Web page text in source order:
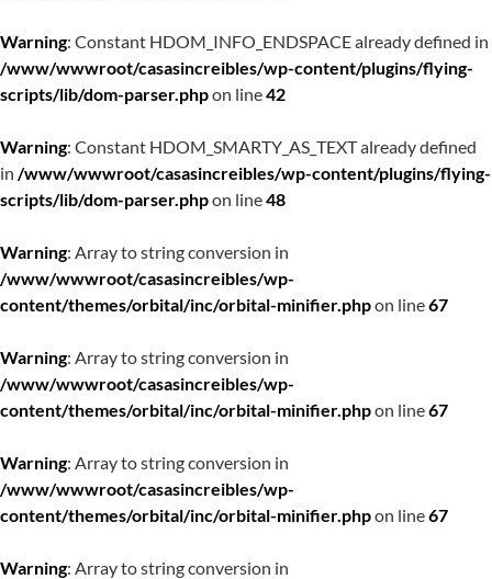
Warning: Constant HDOM_INFO_ENDSPACE already defined in
/www/wwwroot/casasincreibles/wp-content/plugins/flying-
scripts/lib/dom-parser.phpon line42
Warning: Constant HDOM_SMARTY_AS_TEXT already defined
in /www/wwwroot/casasincreibles/wp-content/plugins/flying-
scripts/lib/dom-parser.phpon line48
Warning: Array to string conversion in
/www/wwwroot/casasincreibles/wp-
content/themes/orbital/inc/orbital-minifier.phpon line67
Warning: Array to string conversion in
/www/wwwroot/casasincreibles/wp-
content/themes/orbital/inc/orbital-minifier.phpon line67
Warning: Array to string conversion in
/www/wwwroot/casasincreibles/wp-
content/themes/orbital/inc/orbital-minifier.phpon line67
Warning: Array to string conversion in